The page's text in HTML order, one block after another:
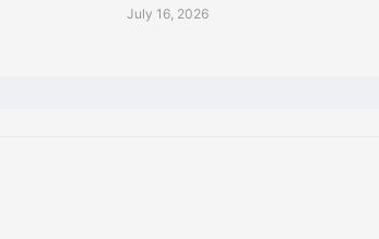
July 16, 2026